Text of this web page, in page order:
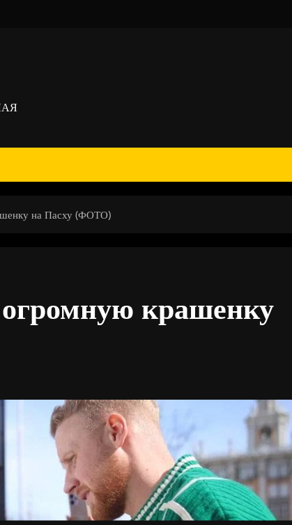
на Пасху (ФОТО)
огромную крашенку